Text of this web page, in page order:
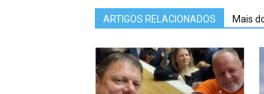
ARTIGOS RELACIONADOS Mais